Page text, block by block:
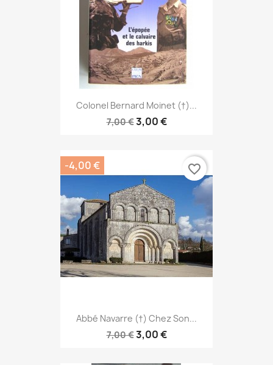
Colonel Bernard Moinet (†)...
7,00 €3,00 €
Abbé Navarre (†) Chez Son...
7,00 €3,00 €
-4,00 € favorite_border